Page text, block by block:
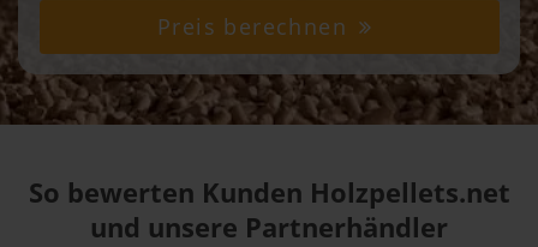
Preis berechnen
So bewerten Kunden Holzpellets.net
und unsere Partnerhändler